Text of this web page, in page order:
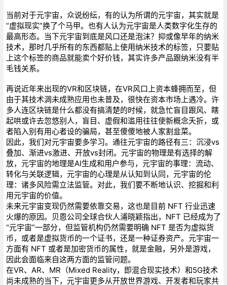
当前对于元宇宙，众说纷纭，有的认为所谓的元宇宙，其实就是
“虚拟现实”换了个马甲。也有人认为元宇宙是人类数字化生存的
最高形态。当下元宇宙到底是风口还是泡沫？抑或像早年的纳米
技术，那时几乎所有的东西都贴上使用纳米技术的标签，只要贴
上这个标签的商品就能卖个好价钱，其实许多产品跟纳米没有半
毛钱关系。
再说近年来出现的VR和区块链，在VR风口上资本蜂拥而至，但
由于其技术淍未成熟应用也未普及，很快在资本市场上遇冷。许
多人连区块链是什么都没有搞清楚的时候，就急忙盲目跟风、瞎
起哄或许去忽悠别人，盲目、虚假和滥用往往使新概念夭折，或
者陷入别有用心者设的骗局，甚至傻傻地被人家割韭菜。
因此，我们对元宇宙要多学习。通往元宇宙的路径有三：沉浸vs
叠加、渐进vs激进、开放vs封闭。元宇宙的物理是有选择的解
放，元宇宙的地理是AI生成和用户参与，元宇宙的事理：流动、
转化与关联逻辑，元宇宙的心理是从认知到认同，元宇宙的伦
理：诸多风险需立法监管。对此，我们要不断地认识、挖掘和利
用元宇宙的价值。
未来元宇宙变现仍然需要依靠交易，这也是目前 NFT 行业迅速
火爆的原因。贝恩公司全球合伙人浦晓颖指出，NFT 已经成为了
“元宇宙”一部分，但监管机构仍然需要明确 NFT 是否为虚拟货
币，或者是虚拟货币的一个证书，还是一种证券资产。元宇宙一
方面有 NFT 或者是加密货币的属性，就是金融，另外是游戏，
因此会面临来自这两方面的监管问题。
在VR、AR、MR（Mixed Reality，即混合现实技术）和5G技术
尚未成熟的当下，元宇宙更多从开放世界游戏、开发者和玩家共